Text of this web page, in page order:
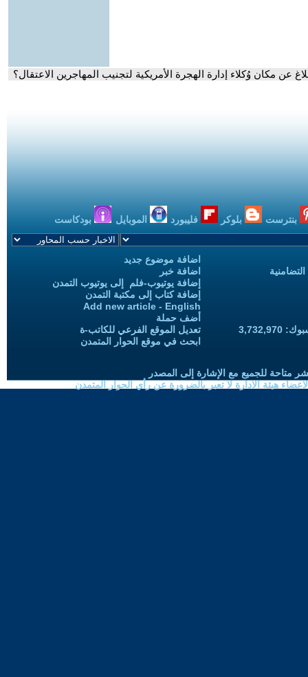
عن مكان وُكلاء إدارة الهجرة الأمريكية لتجنيب المهاجرين الاعتقال؟
بنترست بلوكر فليبورد الموبايل بودكاست
اضافة موضوع جديد
اضافة خبر
إضافة يوتيوب-فلم إلى يوتيوب التمدن
إضافة كتاب إلى مكتبة التمدن
Add new article - English
أضف حملة
تعديل الموقع الفرعي للكاتب-ة
ابحث في موقع الحوار المتمدن
متاحة للجميع مع الإشارة إلى المصدر
هيئة الادارة لا تعبر بالضرورة عن رأي الحوار المتمدن